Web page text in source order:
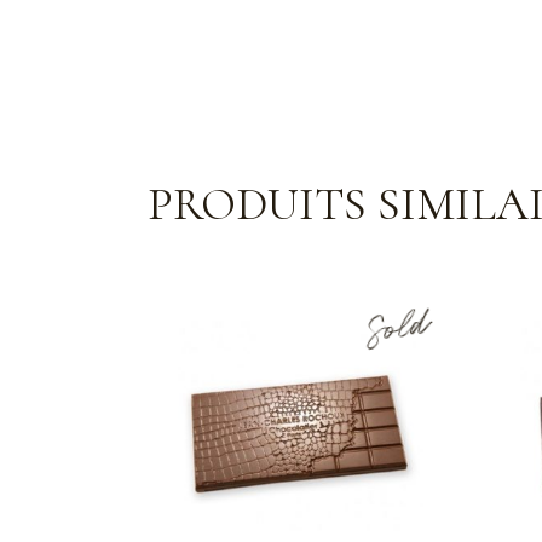
PRODUITS
Sold